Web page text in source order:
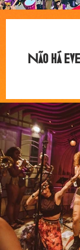
Não há